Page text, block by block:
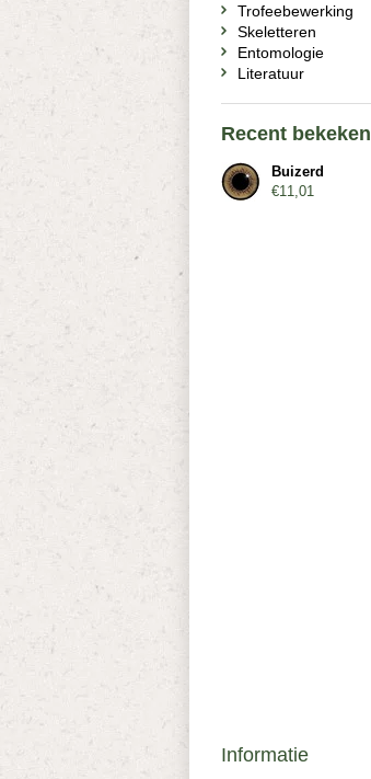
Trofeebewerking
Skeletteren
Entomologie
Literatuur
Recent bekeken
Buizerd
€11,01
Informatie